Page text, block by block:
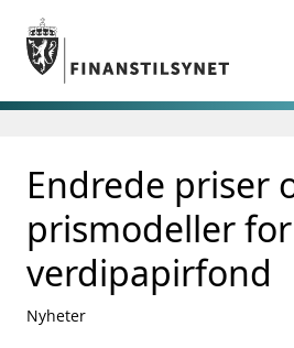
Gå til hovedinnhold
Gå til søkesiden
nettstedet
language
English
exist
English
Aktuelt
Finanstilsynets registre
Endrede priser
prismodeller for
verdipapirfond
Nyheter